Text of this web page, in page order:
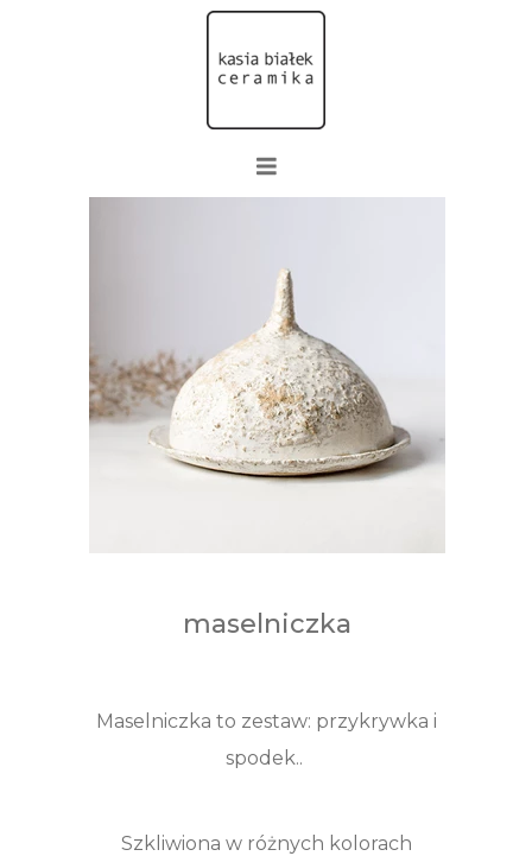
maselniczka
Maselniczka to zestaw: przykrywka i
spodek..
Szkliwiona w różnych kolorach